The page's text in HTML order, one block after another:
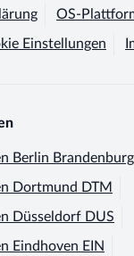
OS-
Einstellungen
Berlin Brandenburg
Dortmund DTM
Düsseldorf DUS
Eindhoven EIN